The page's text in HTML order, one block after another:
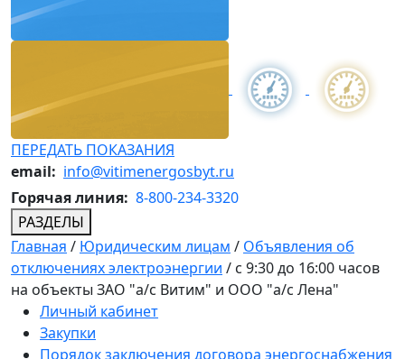
ПЕРЕДАТЬ ПОКАЗАНИЯ
email: info@vitimenergosbyt.ru
Горячая линия: 8-800-234-3320
РАЗДЕЛЫ
Главная / Юридическим лицам / Объявления об
отключениях электроэнергии / с 9:30 до 16:00 часов
на объекты ЗАО "а/с Витим" и ООО "а/с Лена"
Личный кабинет
Закупки
Порядок заключения договора энергоснабжения